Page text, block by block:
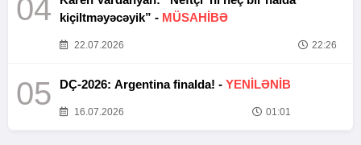
04
kiçiltməyəcəyik” - MÜSAHİBƏ
22.07.2026 22:26
05 DÇ-2026: Argentina finalda! - YENİLƏNİB
16.07.2026 01:01